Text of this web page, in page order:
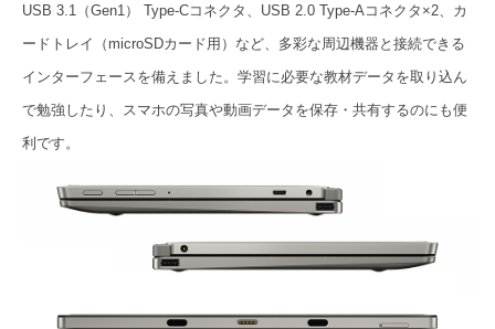
USB 3.1（Gen1） Type-Cコネクタ、USB 2.0 Type-Aコネクタ×2、カ
ードトレイ（microSDカード用）など、多彩な周辺機器と接続できる
インターフェースを備えました。学習に必要な教材データを取り込ん
で勉強したり、スマホの写真や動画データを保存・共有するのにも便
利です。